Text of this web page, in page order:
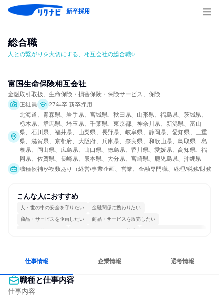
新卒採用
総合職
人との繋がりを大切にする、相互会社の総合職✨
富国生命保険相互会社
金融取引取扱、生命保険・損害保険・保険サービス、保険
正社員
27年卒 新卒採用
北海道、青森県、岩手県、宮城県、秋田県、山形県、福島県、茨城県、
栃木県、群馬県、埼玉県、千葉県、東京都、神奈川県、新潟県、富山
県、石川県、福井県、山梨県、長野県、岐阜県、静岡県、愛知県、三重
県、滋賀県、京都府、大阪府、兵庫県、奈良県、和歌山県、鳥取県、島
根県、岡山県、広島県、山口県、徳島県、香川県、愛媛県、高知県、福
岡県、佐賀県、長崎県、熊本県、大分県、宮崎県、鹿児島県、沖縄県
職種候補が複数あり（経営/事業企画、営業、金融専門職、経理/税務/財務
こんな人におすすめ
人・世の中の安全を守りたい 金融関係に携わりたい
商品・サービスを企画したい 商品・サービスを販売したい
チームを統率したい 穏やかで互いのペースを尊重 コミュニケーションが活発
仕事情報 企業情報 選考情報
職種と仕事内容
仕事内容